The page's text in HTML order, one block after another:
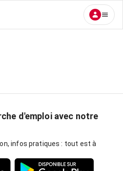
d'emploi avec notre
infos pratiques : tout est à